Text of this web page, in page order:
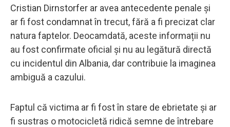
Cristian Dirnstorfer ar avea antecedente penale și
ar fi fost condamnat în trecut, fără a fi precizat clar
natura faptelor. Deocamdată, aceste informații nu
au fost confirmate oficial și nu au legătură directă
cu incidentul din Albania, dar contribuie la imaginea
ambiguă a cazului.
Faptul că victima ar fi fost în stare de ebrietate și ar
fi sustras o motocicletă ridică semne de întrebare